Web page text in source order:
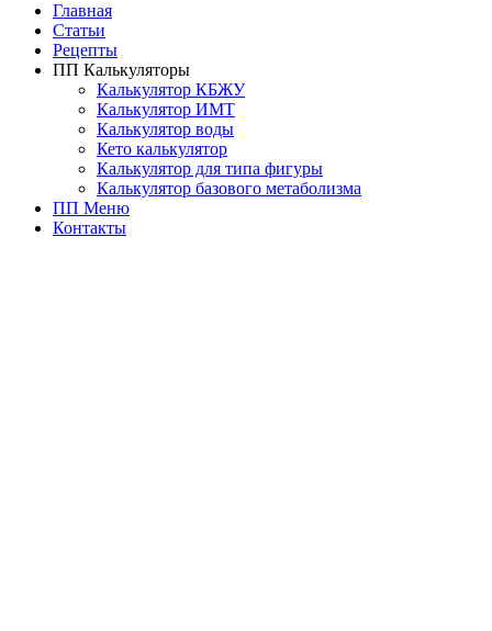
Главная
Статьи
Рецепты
ПП Калькуляторы
Калькулятор КБЖУ
Калькулятор ИМТ
Калькулятор воды
Кето калькулятор
Калькулятор для типа фигуры
Калькулятор базового метаболизма
ПП Меню
Контакты